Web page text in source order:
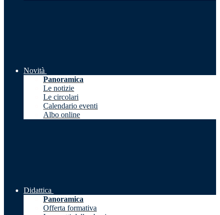
Novità
Panoramica
Le notizie
Le circolari
Calendario eventi
Albo online
Didattica
Panoramica
Offerta formativa